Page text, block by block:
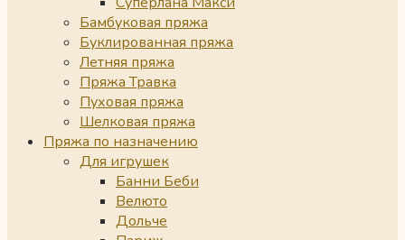
Бамбуковая пряжа
Буклированная пряжа
Летняя пряжа
Пряжа Травка
Пуховая пряжа
Шелковая пряжа
Пряжа по назначению
Для игрушек
Банни Беби
Велюто
Дольче